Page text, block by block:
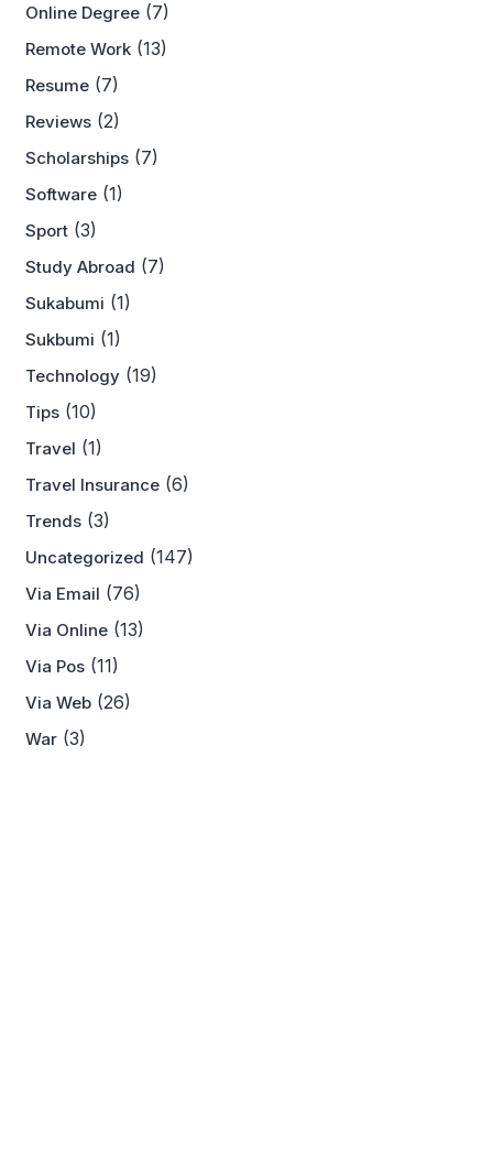
Online Degree (7)
Remote Work (13)
Resume (7)
Reviews (2)
Scholarships (7)
Software (1)
Sport (3)
Study Abroad (7)
Sukabumi (1)
Sukbumi (1)
Technology (19)
Tips (10)
Travel (1)
Travel Insurance (6)
Trends (3)
Uncategorized (147)
Via Email (76)
Via Online (13)
Via Pos (11)
Via Web (26)
War (3)